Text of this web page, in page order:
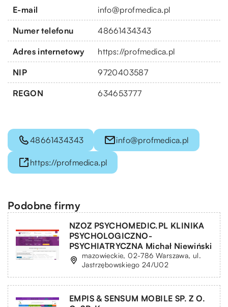
E-mail info@profmedica.pl
Numer telefonu 48661434343
Adres internetowy https://profmedica.pl
NIP 9720403587
REGON 634653777
48661434343 info@profmedica.pl
https://profmedica.pl
Podobne firmy
NZOZ PSYCHOMEDIC.PL KLINIKA
PSYCHOLOGICZNO-
PSYCHIATRYCZNA Michał Niewiński
mazowieckie, 02-786 Warszawa, ul.
Jastrzębowskiego 24/U02
EMPIS & SENSUM MOBILE SP. Z O.